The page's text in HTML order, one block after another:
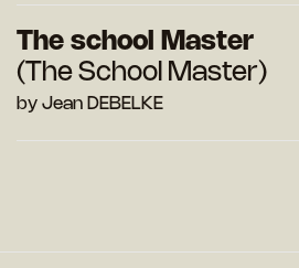
The school Master
(The School Master)
by Jean DEBELKE